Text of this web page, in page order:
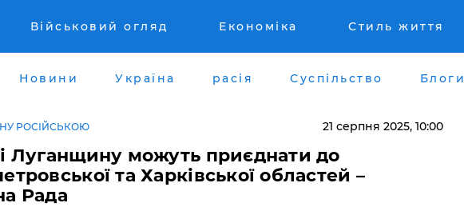
Військовий огляд Економіка Стиль життя
Новини Україна расія Суспільство Блоги
РОСІЙСЬКОЮ 21 серпня 2025, 10:00
Луганщину можуть приєднати до
та Харківської областей –
Рада